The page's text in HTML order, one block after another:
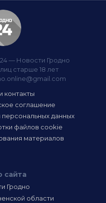
— Новости Гродно
старше 18 лет
контакты
соглашение
данных
файлов cookie
материалов
сайта
Гродно
области